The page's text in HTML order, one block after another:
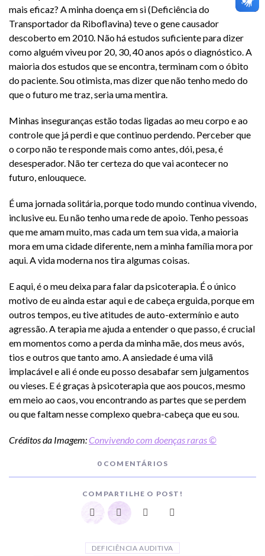
mais eficaz? A minha doença em si (Deficiência do
Transportador da Riboflavina) teve o gene causador
descoberto em 2010. Não há estudos suficiente para dizer
como alguém viveu por 20, 30, 40 anos após o diagnóstico. A
maioria dos estudos que se encontra, terminam com o óbito
do paciente. Sou otimista, mas dizer que não tenho medo do
que o futuro me traz, seria uma mentira.
Minhas inseguranças estão todas ligadas ao meu corpo e ao
controle que já perdi e que continuo perdendo. Perceber que
o corpo não te responde mais como antes, dói, pesa, é
desesperador. Não ter certeza do que vai acontecer no
futuro, enlouquece.
É uma jornada solitária, porque todo mundo continua vivendo,
inclusive eu. Eu não tenho uma rede de apoio. Tenho pessoas
que me amam muito, mas cada um tem sua vida, a maioria
mora em uma cidade diferente, nem a minha família mora por
aqui. A vida moderna nos tira algumas coisas.
E aqui, é o meu deixa para falar da psicoterapia. É o único
motivo de eu ainda estar aqui e de cabeça erguida, porque em
outros tempos, eu tive atitudes de auto-extermínio e auto
agressão. A terapia me ajuda a entender o que passo, é crucial
em momentos como a perda da minha mãe, dos meus avós,
tios e outros que tanto amo. A ansiedade é uma vilã
implacável e ali é onde eu posso desabafar sem julgamentos
ou vieses. E é graças à psicoterapia que aos poucos, mesmo
em meio ao caos, vou encontrando as partes que se perdem
ou que faltam nesse complexo quebra-cabeça que eu sou.
Créditos da Imagem:Convivendo com doenças raras ©
0 COMENTÁRIOS
COMPARTILHE O POST!
DEFICIÊNCIA AUDITIVA